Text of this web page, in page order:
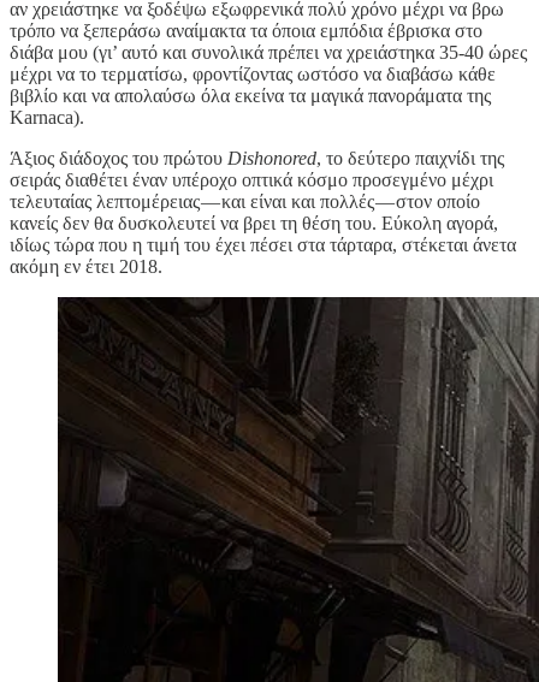
αν χρειάστηκε να ξοδέψω εξωφρενικά πολύ χρόνο μέχρι να βρω
τρόπο να ξεπεράσω αναίμακτα τα όποια εμπόδια έβρισκα στο
διάβα μου (γι’ αυτό και συνολικά πρέπει να χρειάστηκα 35-40 ώρες
μέχρι να το τερματίσω, φροντίζοντας ωστόσο να διαβάσω κάθε
βιβλίο και να απολαύσω όλα εκείνα τα μαγικά πανοράματα της
Karnaca).
Άξιος διάδοχος του πρώτου Dishonored, το δεύτερο παιχνίδι της
σειράς διαθέτει έναν υπέροχο οπτικά κόσμο προσεγμένο μέχρι
τελευταίας λεπτομέρειας — και είναι και πολλές — στον οποίο
κανείς δεν θα δυσκολευτεί να βρει τη θέση του. Εύκολη αγορά,
ιδίως τώρα που η τιμή του έχει πέσει στα τάρταρα, στέκεται άνετα
ακόμη εν έτει 2018.